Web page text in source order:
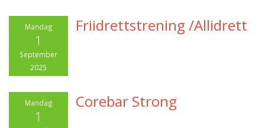
Mandag
1
September
2025
Friidrettstrening /Allidrett
Mandag
1
Corebar Strong